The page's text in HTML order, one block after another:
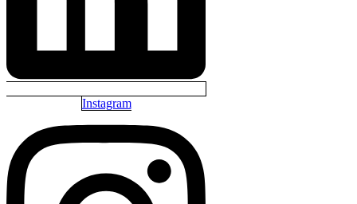
Instagram